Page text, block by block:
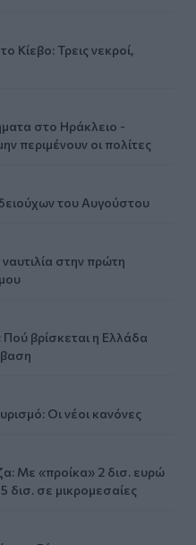
Κίεβο: Τρεις νεκροί,
στο Ηράκλειο -
περιμένουν οι πολίτες
του Αυγούστου
στην πρώτη
βρίσκεται η Ελλάδα
Οι νέοι κανόνες
Με «προίκα» 2 δισ. ευρώ
δισ. σε μικρομεσαίες